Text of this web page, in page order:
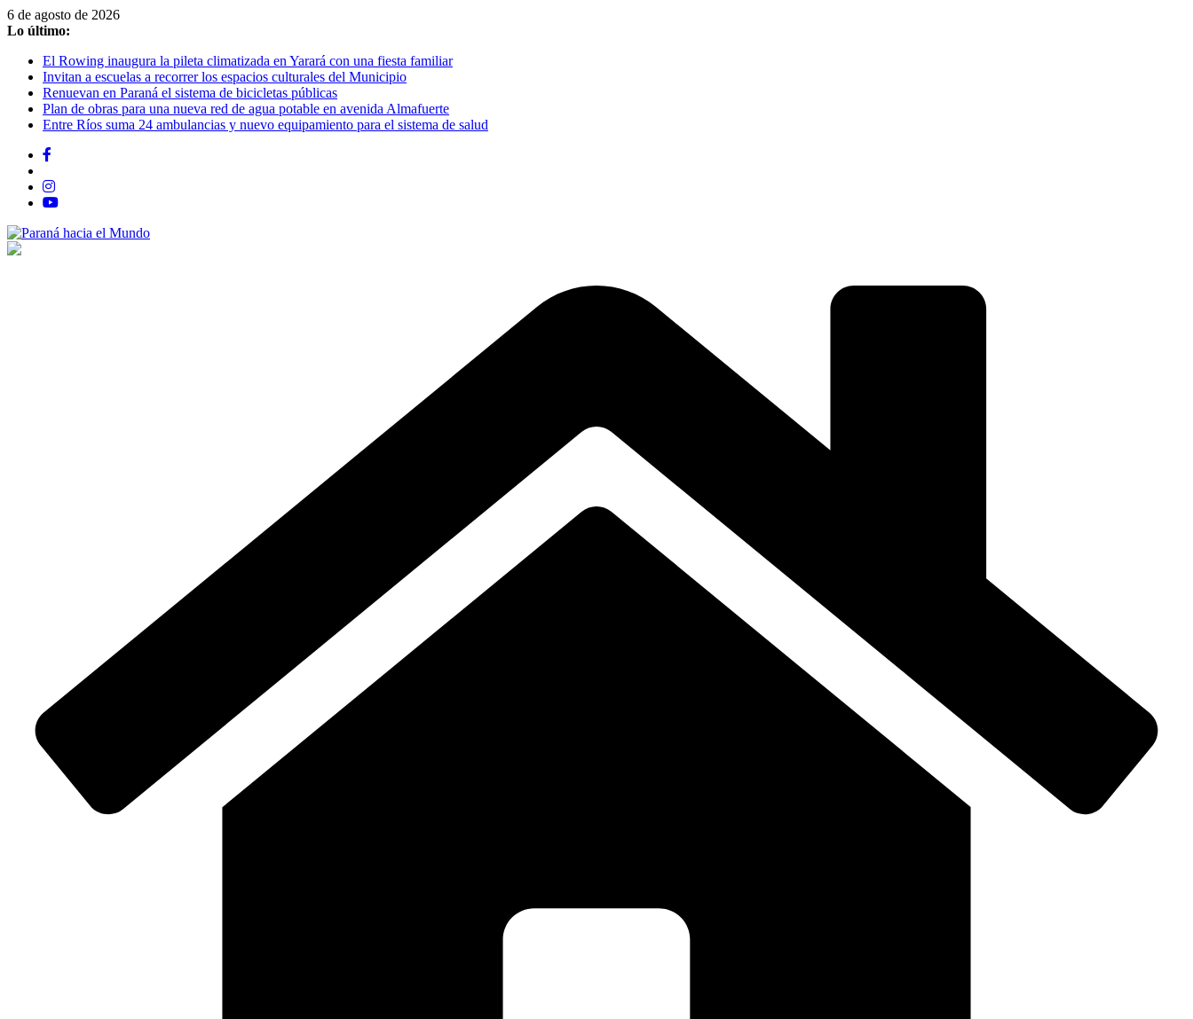
Saltar
al
6 de agosto de 2026
Lo último:
El Rowing inaugura la pileta climatizada en Yarará con una fiesta familiar
Invitan a escuelas a recorrer los espacios culturales del Municipio
Renuevan en Paraná el sistema de bicicletas públicas
Plan de obras para una nueva red de agua potable en avenida Almafuerte
Entre Ríos suma 24 ambulancias y nuevo equipamiento para el sistema de salud